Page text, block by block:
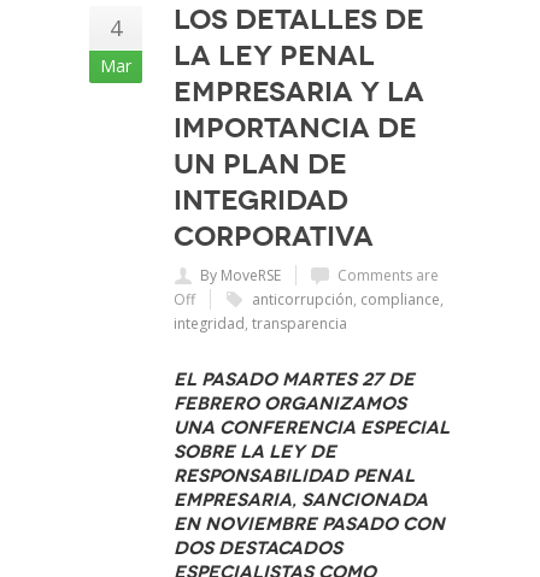
4
Mar
Los detalles de
la Ley Penal
Empresaria y la
importancia de
un Plan de
Integridad
corporativa
By MoveRSE
Comments are
Off
anticorrupción, compliance,
integridad, transparencia
El pasado martes 27 de
febrero organizamos
una conferencia especial
sobre la Ley de
Responsabilidad Penal
Empresaria, sancionada
en noviembre pasado con
dos destacados
especialistas como